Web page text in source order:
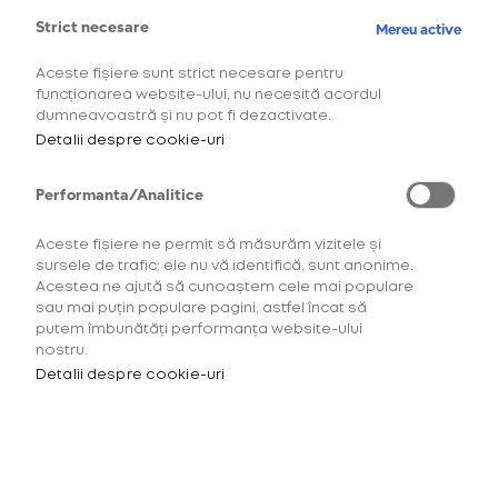
pentru HILO ROOIBOS
rivo™
Strict necesare Mereu active
Aceste fișiere sunt strict necesare pentru
funcționarea website-ului, nu necesită acordul
dumneavoastră și nu pot fi dezactivate.
Detalii despre cookie-uri
Performanta/Analitice
Aceste fișiere ne permit să măsurăm vizitele și
sursele de trafic; ele nu vă identifică, sunt anonime.
Acestea ne ajută să cunoaștem cele mai populare
sau mai puțin populare pagini, astfel încat să
putem îmbunătăți performanța website-ului
nostru.
Detalii despre cookie-uri